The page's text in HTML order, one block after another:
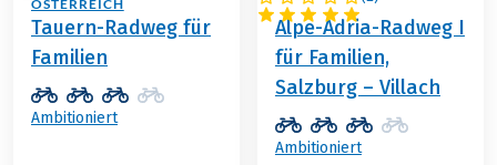
ÖSTERREICH
Tauern-Radweg für
Familien
Ambitioniert
ÖSTERREICH
Alpe-Adria-Radweg I
für Familien,
Salzburg – Villach
Ambitioniert